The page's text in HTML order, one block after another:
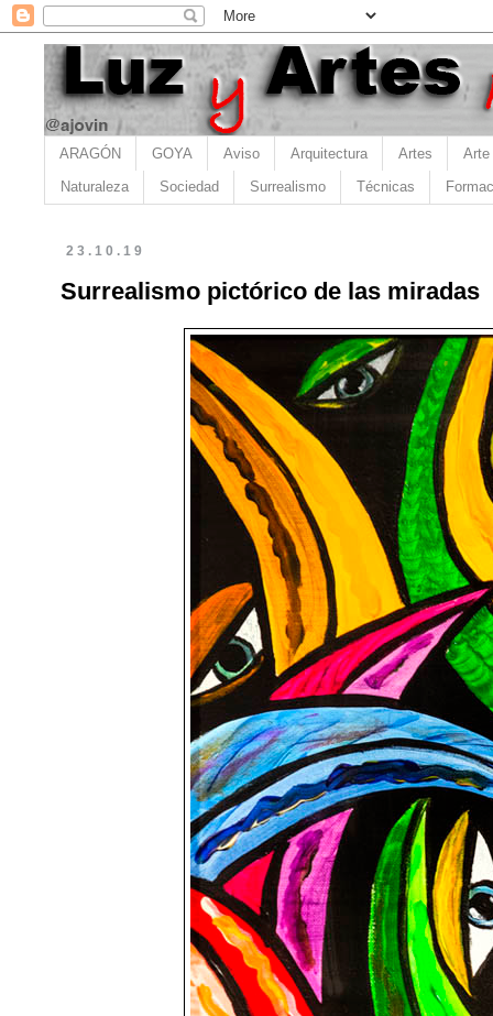
ARAGÓN GOYA Aviso Arquitectura Artes Arte
Naturaleza Sociedad Surrealismo Técnicas
23.10.19
Surrealismo pictórico de las miradas